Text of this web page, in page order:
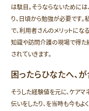
は駄目。そうならないために
り、日頃から勉強が必要です
で、利用者さんのメリットにな
知識や訪問介護の現場で得た
されていきます。
困ったらひなたへ、
そうした経験値を元に、ケアマ
伝いをしたり、を当時も今もよ